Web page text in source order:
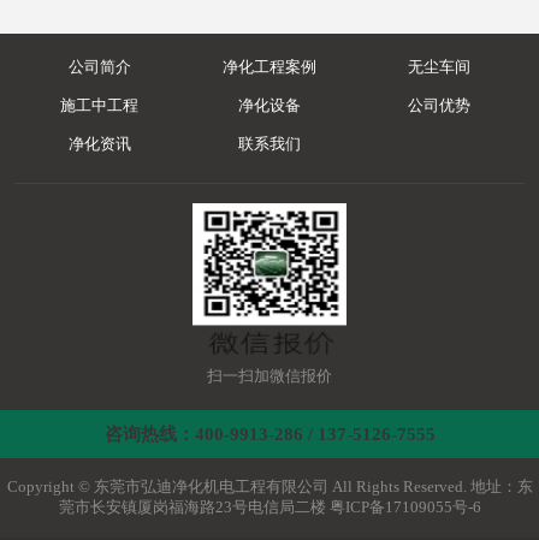
公司简介 净化工程案例 无尘车间
施工中工程 净化设备 公司优势
净化资讯 联系我们
扫一扫加微信报价
咨询热线：400-9913-286 / 137-5126-7555
Copyright © 东莞市弘迪净化机电工程有限公司 All Rights Reserved. 地址：东
莞市长安镇厦岗福海路23号电信局二楼 粤ICP备17109055号-6